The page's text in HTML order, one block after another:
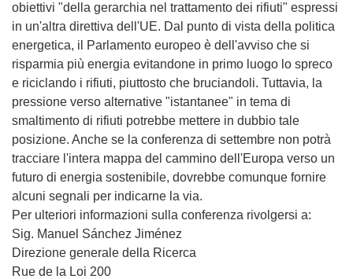
obiettivi "della gerarchia nel trattamento dei rifiuti" espressi
in un'altra direttiva dell'UE. Dal punto di vista della politica
energetica, il Parlamento europeo è dell'avviso che si
risparmia più energia evitandone in primo luogo lo spreco
e riciclando i rifiuti, piuttosto che bruciandoli. Tuttavia, la
pressione verso alternative "istantanee" in tema di
smaltimento di rifiuti potrebbe mettere in dubbio tale
posizione. Anche se la conferenza di settembre non potrà
tracciare l'intera mappa del cammino dell'Europa verso un
futuro di energia sostenibile, dovrebbe comunque fornire
alcuni segnali per indicarne la via.
Per ulteriori informazioni sulla conferenza rivolgersi a:
Sig. Manuel Sánchez Jiménez
Direzione generale della Ricerca
Rue de la Loi 200